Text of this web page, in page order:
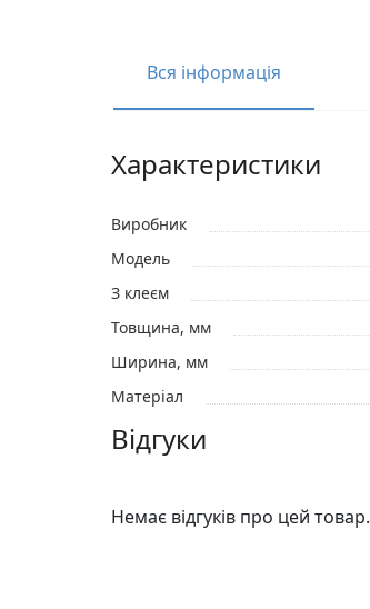
Вся інформація
Характеристики
Виробник
Модель
З клеєм
Товщина, мм
Ширина, мм
Матеріал
Відгуки
Немає відгуків про цей товар.